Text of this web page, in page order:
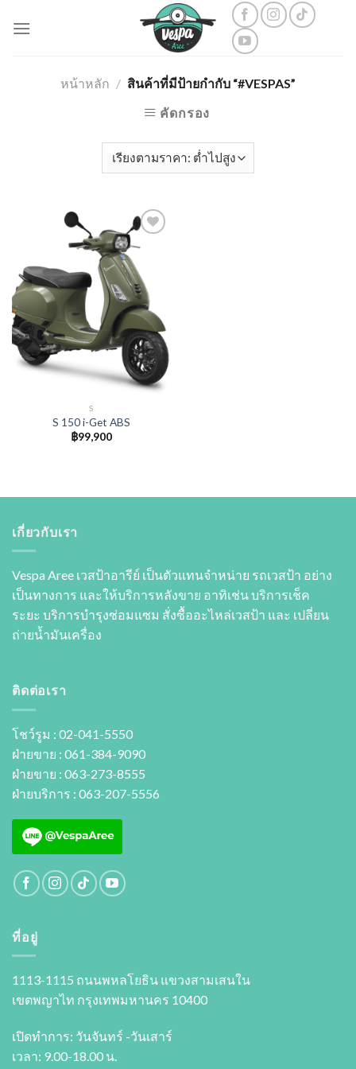
หน้าหลัก / สินค้าที่มีป้ายกำกับ “#VESPAS”
คัดกรอง
Add to
wishlist
S
S 150 i-Get ABS
฿99,900
เกี่ยวกับเรา
Vespa Aree เวสป้าอารีย์ เป็นตัวแทนจำหน่าย รถเวสป้า อย่าง
เป็นทางการ และให้บริการหลังขาย อาทิเช่น บริการเช็ค
ระยะ บริการบำรุงซ่อมแซม สั่งซื้ออะไหล่เวสป้า และ เปลี่ยน
ถ่ายนํ้ามันเครื่อง
ติดต่อเรา
โชว์รูม : 02-041-5550
ฝ่ายขาย : 061-384-9090
ฝ่ายขาย : 063-273-8555
ฝ่ายบริการ : 063-207-5556
ที่อยู่
1113-1115 ถนนพหลโยธิน แขวงสามเสนใน
เขตพญาไท กรุงเทพมหานคร 10400
เปิดทำการ: วันจันทร์ -วันเสาร์
เวลา: 9.00-18.00 น.